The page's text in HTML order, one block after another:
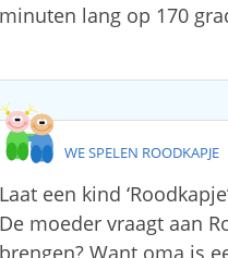
minuten lang op 170
WE SPELEN ROODKAPJE
Laat een kind
De moeder vraagt aan
brengen? Want oma is